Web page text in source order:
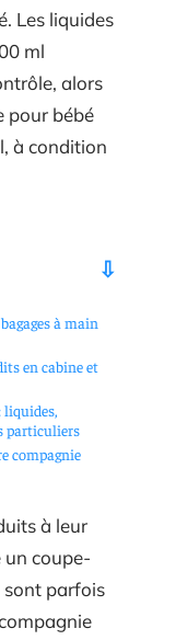
Les liquides
ml
alors
pour bébé
à condition
à main
en cabine et
particuliers
compagnie
à leur
un coupe-
sont parfois